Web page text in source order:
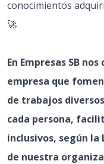
conocimientos
🚀
En Empresas SB
empresa que
de trabajos
cada persona,
inclusivos, según la
de nuestra